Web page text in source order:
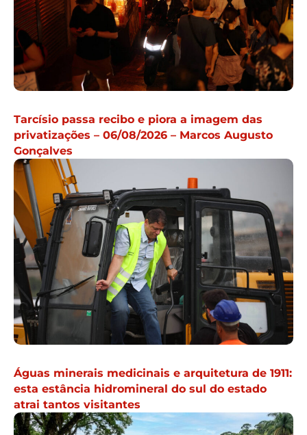
Tarcísio passa recibo e piora a imagem das
privatizações – 06/08/2026 – Marcos Augusto
Gonçalves
Águas minerais medicinais e arquitetura de 1911:
esta estância hidromineral do sul do estado
atrai tantos visitantes